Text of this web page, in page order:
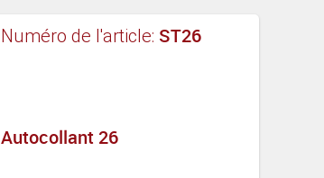
Numéro de l'article: ST26
Autocollant 26